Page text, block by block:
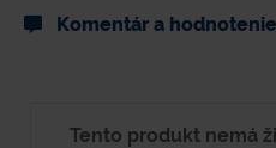
Komentár a hodnotenie
Tento produkt nemá